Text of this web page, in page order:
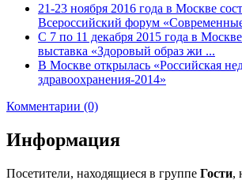
21-23 ноября 2016 года в Москве
Всероссийский форум
С 7 по 11 декабря 2015 года в Москве
выставка «Здоровый образ жи ...
В Москве открылась «Российская
здравоохранения-2014»
Комментарии (0)
Информация
Посетители, находящиеся в группе Гости,